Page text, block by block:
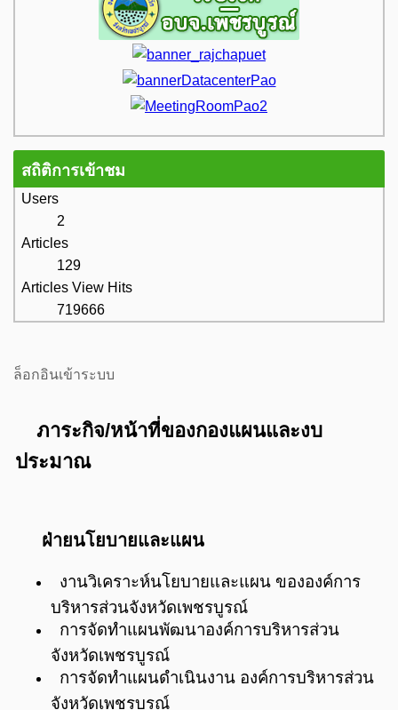
สถิติการเข้าชม
Users
2
Articles
129
Articles View Hits
719666
ล็อกอินเข้าระบบ
ภาระกิจ/หน้าที่ของกองแผนและงบ
ประมาณ
ฝ่ายนโยบายและแผน
งานวิเคราะห์นโยบายและแผน ขององค์การ
บริหารส่วนจังหวัดเพชรบูรณ์
การจัดทำแผนพัฒนาองค์การบริหารส่วน
จังหวัดเพชรบูรณ์
การจัดทำแผนดำเนินงาน องค์การบริหารส่วน
จังหวัดเพชรบูรณ์